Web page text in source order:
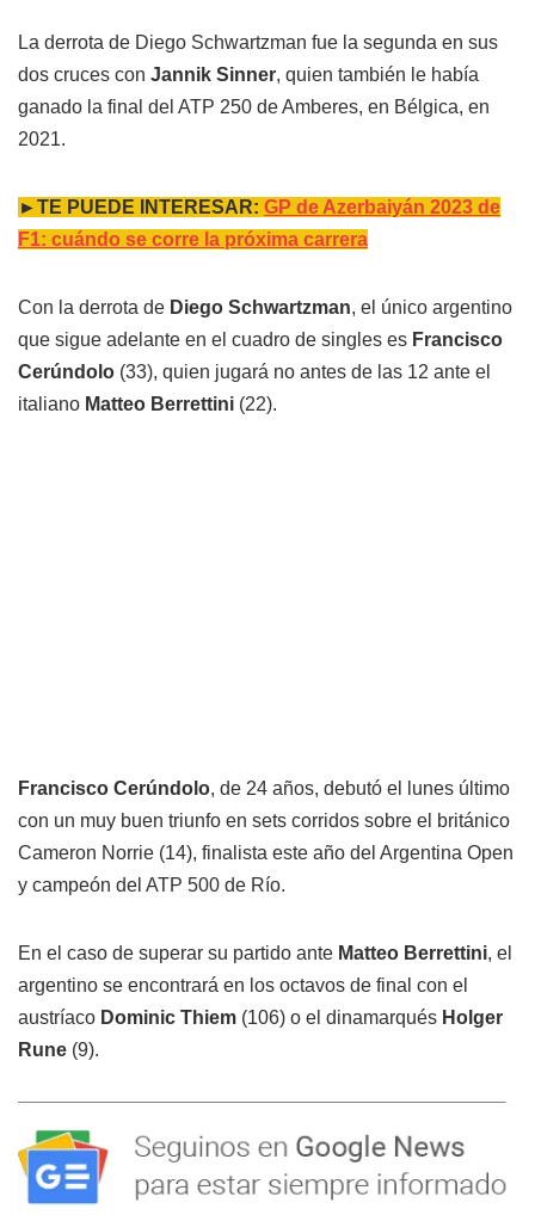
La derrota de Diego Schwartzman fue la segunda en sus
dos cruces con Jannik Sinner, quien también le había
ganado la final del ATP 250 de Amberes, en Bélgica, en
2021.
►TE PUEDE INTERESAR: GP de Azerbaiyán 2023 de
F1: cuándo se corre la próxima carrera
Con la derrota de Diego Schwartzman, el único argentino
que sigue adelante en el cuadro de singles es Francisco
Cerúndolo (33), quien jugará no antes de las 12 ante el
italiano Matteo Berrettini (22).
Francisco Cerúndolo, de 24 años, debutó el lunes último
con un muy buen triunfo en sets corridos sobre el británico
Cameron Norrie (14), finalista este año del Argentina Open
y campeón del ATP 500 de Río.
En el caso de superar su partido ante Matteo Berrettini, el
argentino se encontrará en los octavos de final con el
austríaco Dominic Thiem (106) o el dinamarqués Holger
Rune (9).